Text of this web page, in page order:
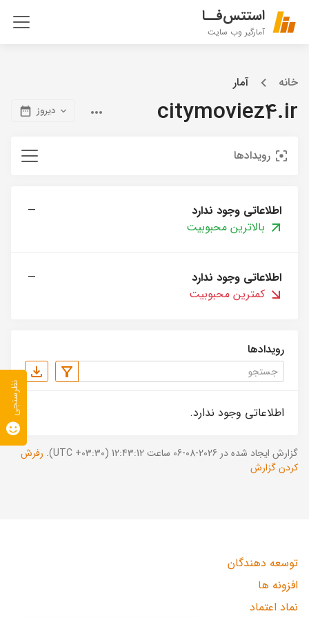
استتس‌فــا
آمارگیر وب سایت
خانه آمار
citymoviez4.ir دیروز
رویدادها
اطلاعاتی وجود ندارد
—
بالاترین محبوبیت
اطلاعاتی وجود ندارد
—
کمترین محبوبیت
رویدادها
اطلاعاتی وجود ندارد.
گزارش ایجاد شده در 2026-08-06 ساعت 12:43:12 (UTC +03:30).
رفرش
کردن گزارش
توسعه دهندگان
افزونه ها
نماد اعتماد
نظرسنجی